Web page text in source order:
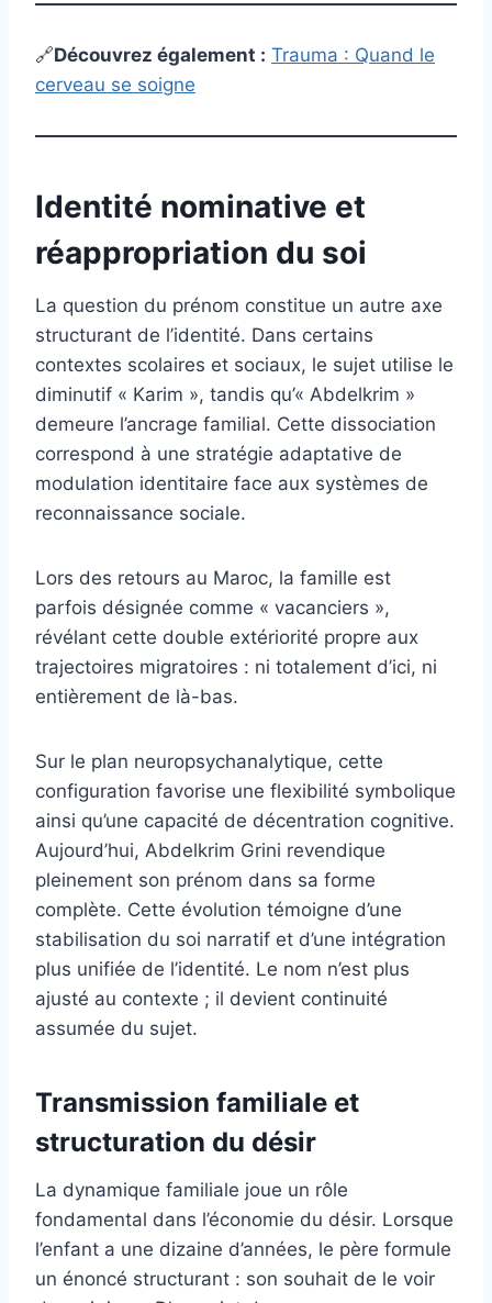
🔗Découvrez également : Trauma : Quand le
cerveau se soigne
Identité nominative et
réappropriation du soi
La question du prénom constitue un autre axe
structurant de l’identité. Dans certains
contextes scolaires et sociaux, le sujet utilise le
diminutif « Karim », tandis qu’« Abdelkrim »
demeure l’ancrage familial. Cette dissociation
correspond à une stratégie adaptative de
modulation identitaire face aux systèmes de
reconnaissance sociale.
Lors des retours au Maroc, la famille est
parfois désignée comme « vacanciers »,
révélant cette double extériorité propre aux
trajectoires migratoires : ni totalement d’ici, ni
entièrement de là-bas.
Sur le plan neuropsychanalytique, cette
configuration favorise une flexibilité symbolique
ainsi qu’une capacité de décentration cognitive.
Aujourd’hui, Abdelkrim Grini revendique
pleinement son prénom dans sa forme
complète. Cette évolution témoigne d’une
stabilisation du soi narratif et d’une intégration
plus unifiée de l’identité. Le nom n’est plus
ajusté au contexte ; il devient continuité
assumée du sujet.
Transmission familiale et
structuration du désir
La dynamique familiale joue un rôle
fondamental dans l’économie du désir. Lorsque
l’enfant a une dizaine d’années, le père formule
un énoncé structurant : son souhait de le voir